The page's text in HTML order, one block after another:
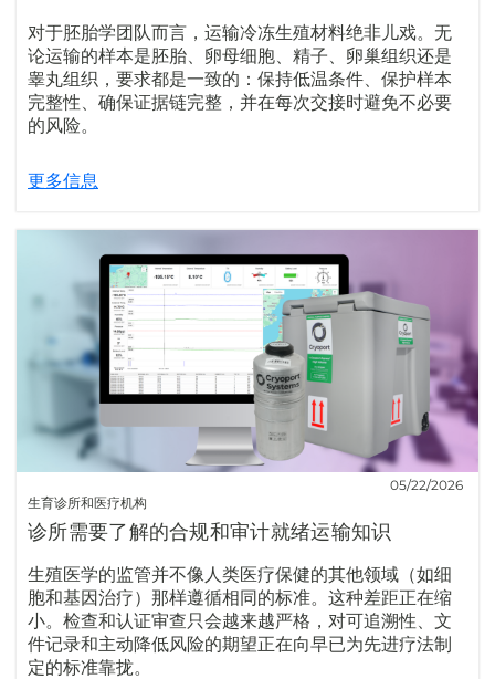
对于胚胎学团队而言，运输冷冻生殖材料绝非儿戏。无
论运输的样本是胚胎、卵母细胞、精子、卵巢组织还是
睾丸组织，要求都是一致的：保持低温条件、保护样本
完整性、确保证据链完整，并在每次交接时避免不必要
的风险。
更多信息
生育诊所和医疗机构
05/22/2026
诊所需要了解的合规和审计就绪运输知识
生殖医学的监管并不像人类医疗保健的其他领域（如细
胞和基因治疗）那样遵循相同的标准。这种差距正在缩
小。检查和认证审查只会越来越严格，对可追溯性、文
件记录和主动降低风险的期望正在向早已为先进疗法制
定的标准靠拢。